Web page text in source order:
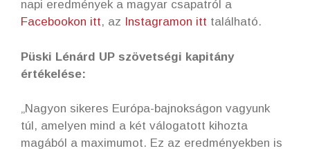
napi eredmények a magyar csapatról a
Facebookon itt, az Instagramon itt található.
Püski Lénárd UP szövetségi kapitány
értékelése:
„Nagyon sikeres Európa-bajnokságon vagyunk
túl, amelyen mind a két válogatott kihozta
magából a maximumot. Ez az eredményekben is